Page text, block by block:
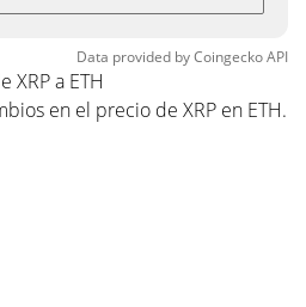
Data provided byCoingeckoAPI
XRP a ETH
en el precio de XRP en ETH.